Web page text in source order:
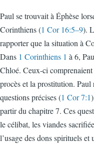
Paul se trouvait à Éphèse
Corinthiens (1 Cor 16:5–9).
rapporter que la situation à
Dans 1 Corinthiens 1 à 6,
Chloé. Ceux-ci
procès et la prostitution. Paul
questions précises (1 Cor 7:1
partir du chapitre 7. Ces
le célibat, les viandes
l’usage des dons spirituels